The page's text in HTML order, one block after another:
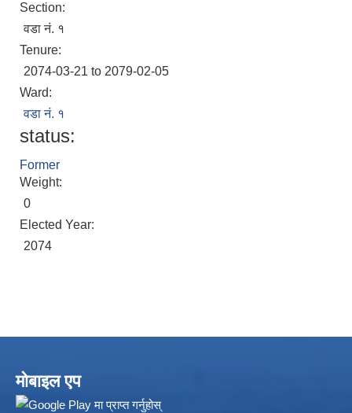
Section:
वडा नं. १
Tenure:
2074-03-21 to 2079-02-05
Ward:
वडा नं. १
status:
Former
Weight:
0
Elected Year:
2074
मोबाइल एप